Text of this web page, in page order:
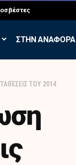
ΣΤΗΝ ΑΝΑΦΟΡΑ
ΤΟΥ 2014